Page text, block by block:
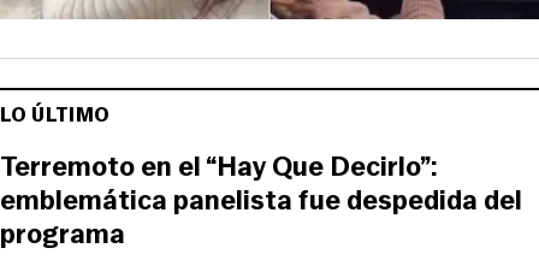
LO ÚLTIMO
Terremoto en el “Hay Que Decirlo”:
emblemática panelista fue despedida del
programa